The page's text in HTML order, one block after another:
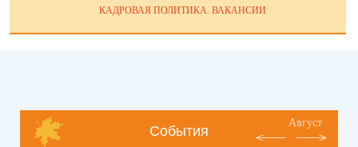
КАДРОВАЯ ПОЛИТИКА. ВАКАНСИИ
События
Август